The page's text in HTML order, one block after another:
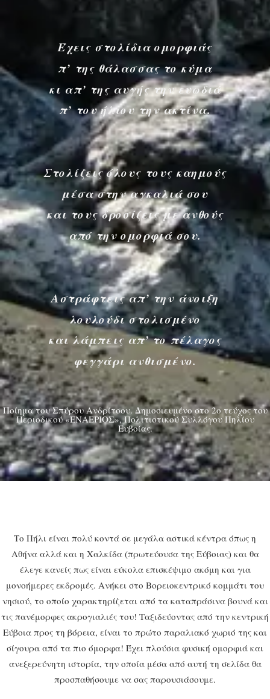
Έχεις στολίδια ομορφιάς
π’ της θάλασσας το κύμα
κι απ’ της αυγής την ευωδιά
π’ του ήλιου την ακτίνα.
Στολίζεις όλους τους καημούς
μέσα στην αγκαλιά σου
και τους δροσίζεις με ανθούς
από την ομορφιά σου.
Αστράφτεις απ’ την άνοιξη
λουλούδι στολισμένο
και λάμπεις απ’ το πέλαγος
φεγγάρι ανθισμένο.
Ποίημα του Σπύρου Ανδρίτσου. Δημοσιευμένο στο 2ο τεύχος του
Περιοδικού «ΕΝΑΕΡΙΟΣ», Πολιτιστικού Συλλόγου Πηλίου
Ευβοίας.
Το Πήλι είναι πολύ κοντά σε μεγάλα αστικά κέντρα όπως η
Αθήνα αλλά και η Χαλκίδα (πρωτεύουσα της Εύβοιας) και θα
έλεγε κανείς πως είναι εύκολα επισκέψιμο ακόμη και για
μονοήμερες εκδρομές. Ανήκει στο Βορειοκεντρικό κομμάτι του
νησιού, το οποίο χαρακτηρίζεται από τα καταπράσινα βουνά και
τις πανέμορφες ακρογιαλιές του! Ταξιδεύοντας από την κεντρική
Εύβοια προς τη βόρεια, είναι το πρώτο παραλιακό χωριό της και
σίγουρα από τα πιο όμορφα! Έχει πλούσια φυσική ομορφιά και
ανεξερεύνητη ιστορία, την οποία μέσα από αυτή τη σελίδα θα
προσπαθήσουμε να σας παρουσιάσουμε.